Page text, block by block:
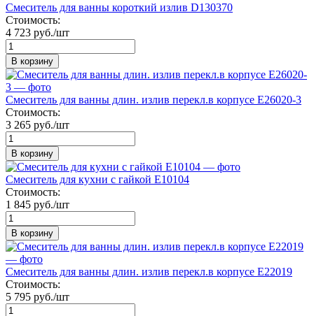
Смеситель для ванны короткий излив D130370
Стоимость:
4 723 руб./шт
В корзину
Смеситель для ванны длин. излив перекл.в корпусе Е26020-3
Стоимость:
3 265 руб./шт
В корзину
Смеситель для кухни с гайкой E10104
Стоимость:
1 845 руб./шт
В корзину
Смеситель для ванны длин. излив перекл.в корпусе Е22019
Стоимость:
5 795 руб./шт